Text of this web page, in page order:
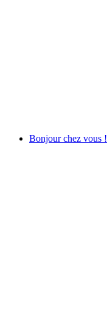
Bonjour chez vous !